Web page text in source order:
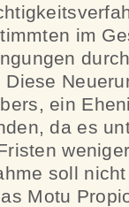
im
ein
da es
soll
Motu